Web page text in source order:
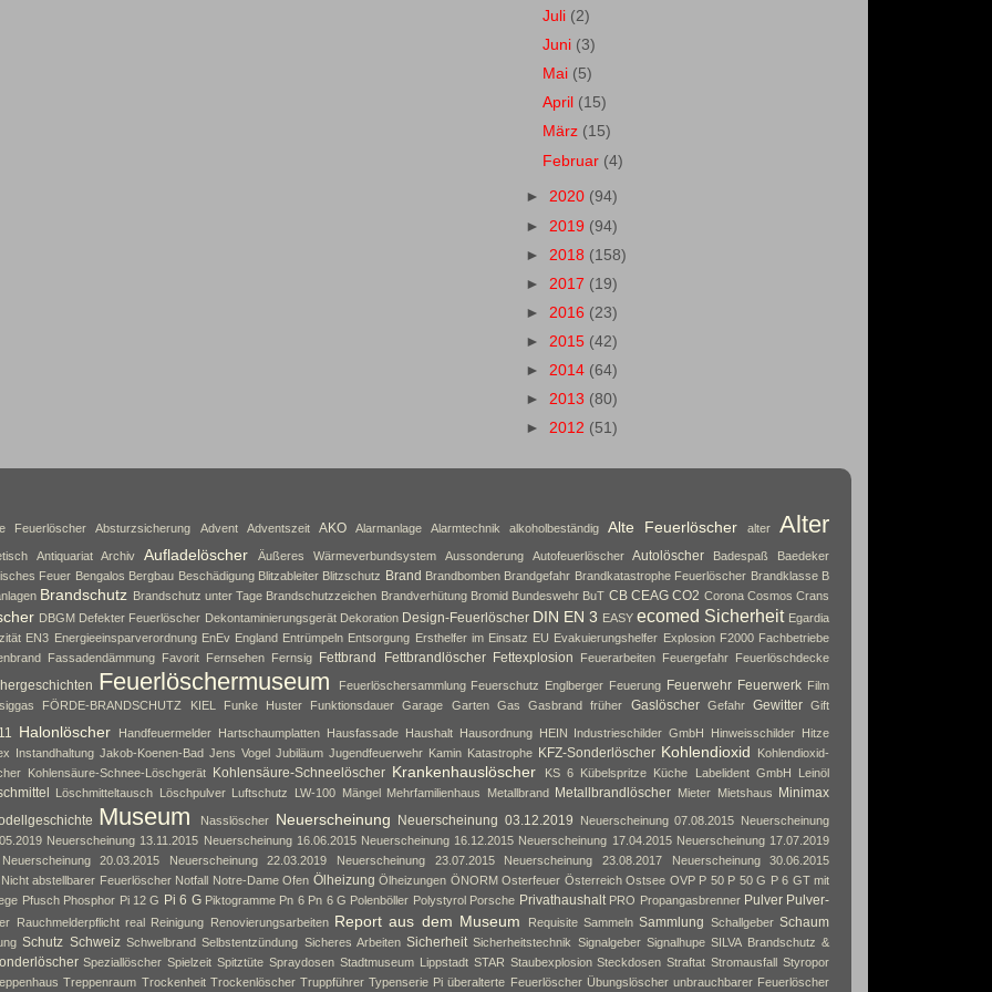
Juli (2)
Juni (3)
Mai (5)
April (15)
März (15)
Februar (4)
► 2020 (94)
► 2019 (94)
► 2018 (158)
► 2017 (19)
► 2016 (23)
► 2015 (42)
► 2014 (64)
► 2013 (80)
► 2012 (51)
Feuerlöscher Absturzsicherung Advent Adventszeit AKO Alarmanlage Alarmtechnik alkoholbeständig Alte Feuerlöscher alter
Alter
Antiquariat Archiv Aufladelöscher Äußeres Wärmeverbundsystem Aussonderung Autofeuerlöscher Autolöscher Badespaß
Baedeker
Feuer Bengalos Bergbau Beschädigung Blitzableiter Blitzschutz Brand Brandbomben Brandgefahr Brandkatastrophe Feuerlöscher Brandklasse B
Brandschutz Brandschutz unter Tage Brandschutzzeichen Brandverhütung Bromid Bundeswehr BuT CB CEAG CO2 Corona Cosmos Crans
DBGM Defekter Feuerlöscher Dekontaminierungsgerät Dekoration Design-Feuerlöscher DIN EN 3 EASY ecomed Sicherheit Egardia
EN3 Energieeinsparverordnung EnEv England Entrümpeln Entsorgung Ersthelfer im Einsatz EU Evakuierungshelfer Explosion F2000 Fachbetriebe
Fassadendämmung Favorit Fernsehen Fernsig Fettbrand Fettbrandlöscher Fettexplosion Feuerarbeiten Feuergefahr Feuerlöschdecke
Feuerlöschermuseum Feuerlöschersammlung Feuerschutz Englberger Feuerung Feuerwehr Feuerwerk Film
FÖRDE-BRANDSCHUTZ KIEL Funke Huster Funktionsdauer Garage Garten Gas Gasbrand früher Gaslöscher Gefahr Gewitter Gift
Halonlöscher Handfeuermelder Hartschaumplatten Hausfassade Haushalt Hausordnung HEIN Industrieschilder GmbH Hinweisschilder Hitze
Instandhaltung Jakob-Koenen-Bad Jens Vogel Jubiläum Jugendfeuerwehr Kamin Katastrophe KFZ-Sonderlöscher Kohlendioxid
Kohlendioxid-
Kohlensäure-Schnee-Löschgerät Kohlensäure-Schneelöscher Krankenhauslöscher KS 6 Kübelspritze Küche Labelident GmbH
Leinöl
Löschmitteltausch Löschpulver Luftschutz LW-100 Mängel Mehrfamilienhaus Metallbrand Metallbrandlöscher Mieter Mietshaus Minimax
Museum Nasslöscher Neuerscheinung Neuerscheinung 03.12.2019 Neuerscheinung 07.08.2015 Neuerscheinung
Neuerscheinung 13.11.2015 Neuerscheinung 16.06.2015 Neuerscheinung 16.12.2015 Neuerscheinung 17.04.2015 Neuerscheinung 17.07.2019
Neuerscheinung 20.03.2015 Neuerscheinung 22.03.2019 Neuerscheinung 23.07.2015 Neuerscheinung 23.08.2017
Neuerscheinung 30.06.2015
Nicht abstellbarer Feuerlöscher Notfall Notre-Dame Ofen Ölheizung Ölheizungen ÖNORM Osterfeuer Österreich Ostsee OVP P 50 P 50 G P 6 GT mit
Pfusch Phosphor Pi 12 G Pi 6 G Piktogramme Pn 6 Pn 6 G Polenböller Polystyrol Porsche Privathaushalt PRO Propangasbrenner Pulver Pulver-
Rauchmelderpflicht real Reinigung Renovierungsarbeiten Report aus dem Museum Requisite Sammeln Sammlung Schallgeber Schaum
Schutz Schweiz Schwelbrand Selbstentzündung Sicheres Arbeiten Sicherheit Sicherheitstechnik Signalgeber Signalhupe SILVA Brandschutz &
Speziallöscher Spielzeit Spitztüte Spraydosen Stadtmuseum Lippstadt STAR Staubexplosion Steckdosen Straftat Stromausfall Styropor
Treppenraum Trockenheit Trockenlöscher Truppführer Typenserie Pi überalterte Feuerlöscher Übungslöscher unbrauchbarer Feuerlöscher